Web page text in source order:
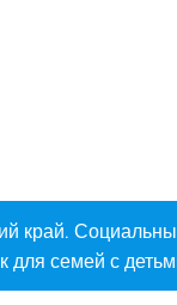
край.
для семей с